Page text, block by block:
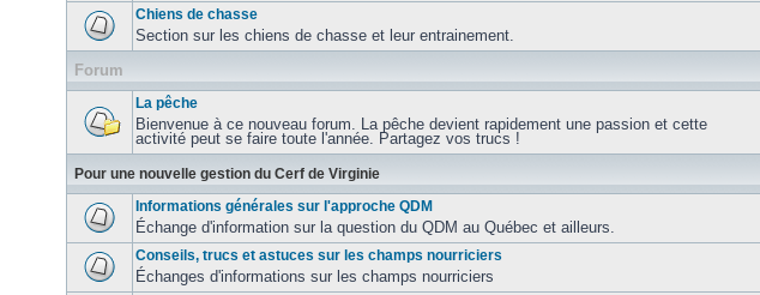
Chiens de chasse
Section sur les chiens de chasse et leur entrainement.
Forum
La pêche
Bienvenue à ce nouveau forum. La pêche devient rapidement une passion et cette
activité peut se faire toute l'année. Partagez vos trucs !
Pour une nouvelle gestion du Cerf de Virginie
Informations générales sur l'approche QDM
Échange d'information sur la question du QDM au Québec et ailleurs.
Conseils, trucs et astuces sur les champs nourriciers
Échanges d'informations sur les champs nourriciers